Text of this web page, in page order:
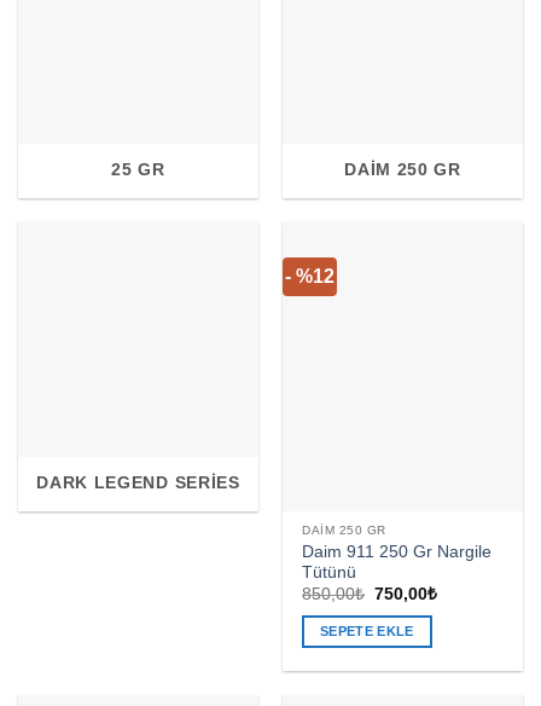
25 GR DAIM 250 GR
DARK LEGEND SERIES
- %12
DAIM 250 GR
Daim 911 250 Gr Nargile
Tütünü
850,00₺ Orijinal
850,00₺.
750,00₺Şu
SEPETE EKLE